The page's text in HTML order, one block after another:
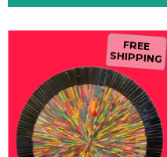
FREE
SHIPPING